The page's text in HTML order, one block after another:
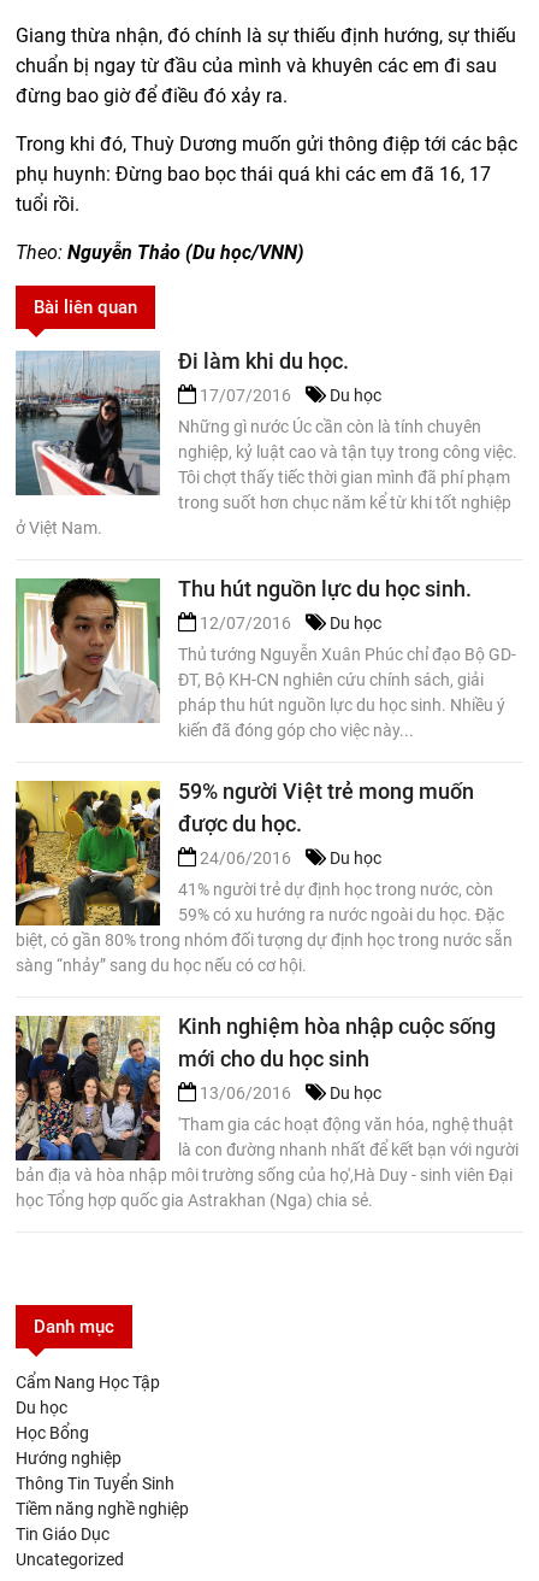
Giang thừa nhận, đó chính là sự thiếu định hướng, sự thiếu
chuẩn bị ngay từ đầu của mình và khuyên các em đi sau
đừng bao giờ để điều đó xảy ra.
Trong khi đó, Thuỳ Dương muốn gửi thông điệp tới các bậc
phụ huynh: Đừng bao bọc thái quá khi các em đã 16, 17
tuổi rồi.
Theo:Nguyễn Thảo (Du học/VNN)
Bài liên quan
Đi làm khi du học.
17/07/2016
Du học
Những gì nước Úc cần còn là tính chuyên
nghiệp, kỷ luật cao và tận tụy trong công việc.
Tôi chợt thấy tiếc thời gian mình đã phí phạm
trong suốt hơn chục năm kể từ khi tốt nghiệp
ở Việt Nam.
Thu hút nguồn lực du học sinh.
12/07/2016
Du học
Thủ tướng Nguyễn Xuân Phúc chỉ đạo Bộ GD-
ĐT, Bộ KH-CN nghiên cứu chính sách, giải
pháp thu hút nguồn lực du học sinh. Nhiều ý
kiến đã đóng góp cho việc này...
59% người Việt trẻ mong muốn
được du học.
24/06/2016
Du học
41% người trẻ dự định học trong nước, còn
59% có xu hướng ra nước ngoài du học. Đặc
biệt, có gần 80% trong nhóm đối tượng dự định học trong nước sẵn
sàng “nhảy” sang du học nếu có cơ hội.
Kinh nghiệm hòa nhập cuộc sống
mới cho du học sinh
13/06/2016
Du học
'Tham gia các hoạt động văn hóa, nghệ thuật
là con đường nhanh nhất để kết bạn với người
bản địa và hòa nhập môi trường sống của họ',Hà Duy - sinh viên Đại
học Tổng hợp quốc gia Astrakhan (Nga) chia sẻ.
Danh mục
Cẩm Nang Học Tập
Du học
Học Bổng
Hướng nghiệp
Thông Tin Tuyển Sinh
Tiềm năng nghề nghiệp
Tin Giáo Dục
Uncategorized